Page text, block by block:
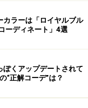
オフホワイト、クリ
ります
ivory）のほか、DIC
連する色、アイボリ
ホワイト、クリーム
とおり。
ラーは「ロイヤルブル
ーディネート」4選
ぽくアップデートされて
“正解コーデ”は？